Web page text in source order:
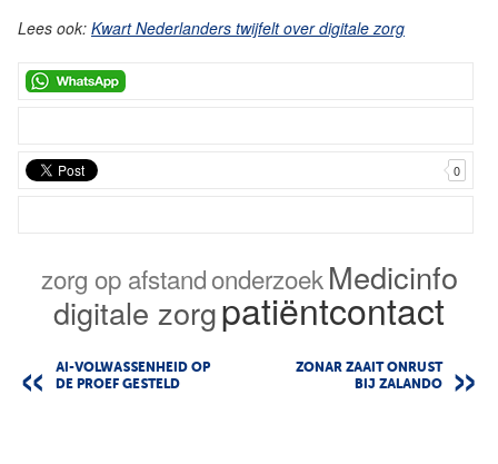
Lees ook: Kwart Nederlanders twijfelt over digitale zorg
0
zorg op afstandonderzoek Medicinfo
digitale zorgpatiëntcontact
AI-VOLWASSENHEID OP
DE PROEF GESTELD
ZONAR ZAAIT ONRUST
BIJ ZALANDO